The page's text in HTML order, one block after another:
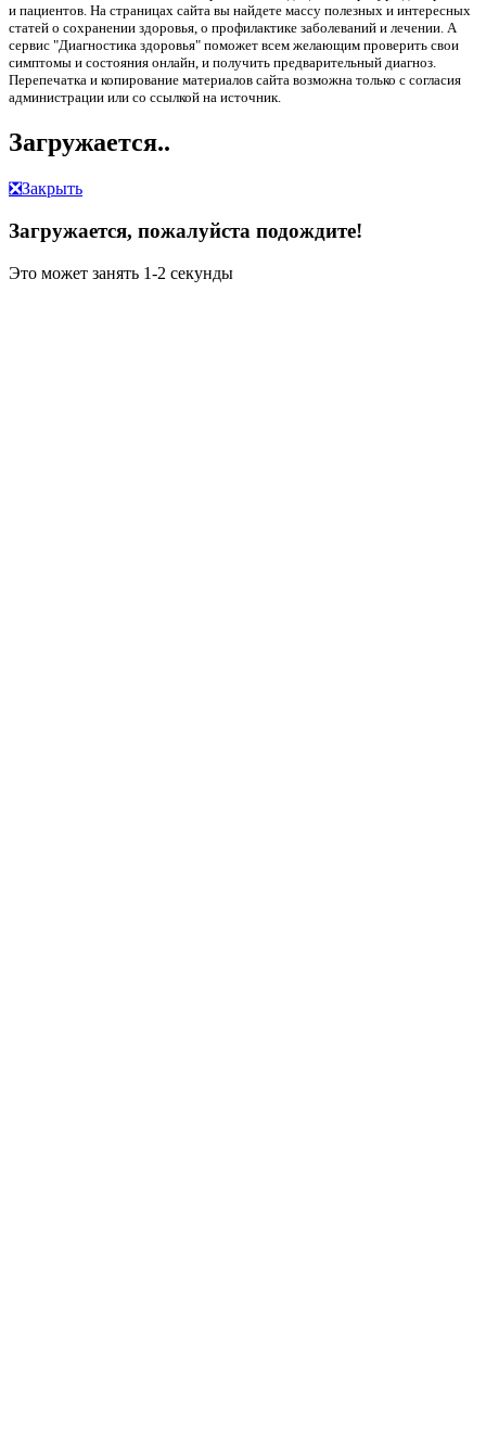
и пациентов. На страницах сайта вы найдете массу полезных и интересных
статей о сохранении здоровья, о профилактике заболеваний и лечении. А
сервис "Диагностика здоровья" поможет всем желающим проверить свои
симптомы и состояния онлайн, и получить предварительный диагноз.
Перепечатка и копирование материалов сайта возможна только с согласия
администрации или со ссылкой на источник.
Загружается..
❎Закрыть
Загружается, пожалуйста подождите!
Это может занять 1-2 секунды